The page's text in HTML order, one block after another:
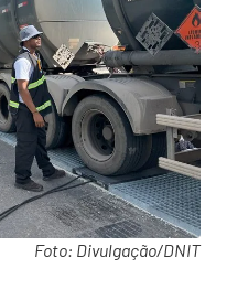
Foto: Divulgação/DNIT